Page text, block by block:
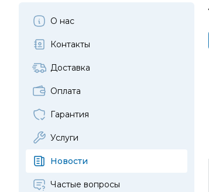
О нас
Контакты
Доставка
Оплата
Гарантия
Услуги
Новости
Частые вопросы